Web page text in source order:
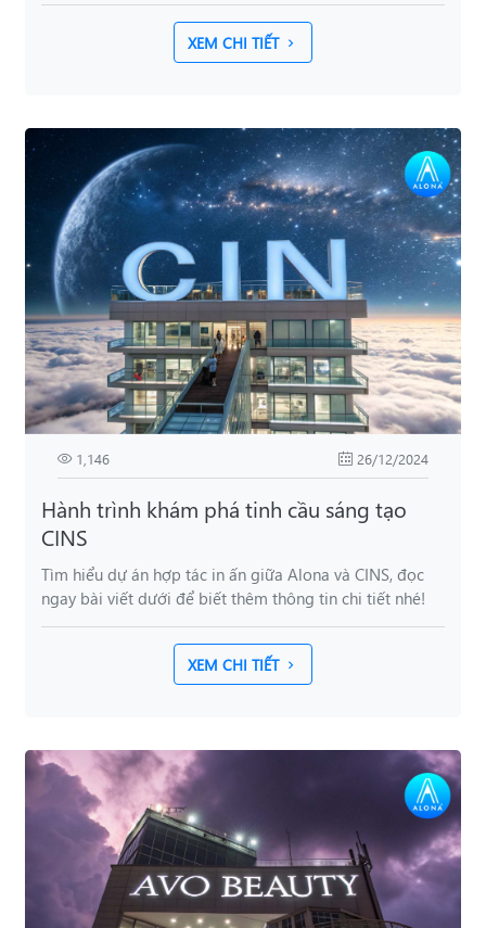
XEM CHI TIẾT
1,146 26/12/2024
Hành trình khám phá tinh cầu sáng tạo
CINS
Tìm hiểu dự án hợp tác in ấn giữa Alona và CINS, đọc
ngay bài viết dưới để biết thêm thông tin chi tiết nhé!
XEM CHI TIẾT